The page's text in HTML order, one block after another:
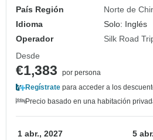
País Región
Norte de
Idioma
Solo: Inglés
Operador
Silk Road
Desde
€1,383
por persona
Regístrate para acceder a los
Precio basado en una habitación
1 abr., 2027 5